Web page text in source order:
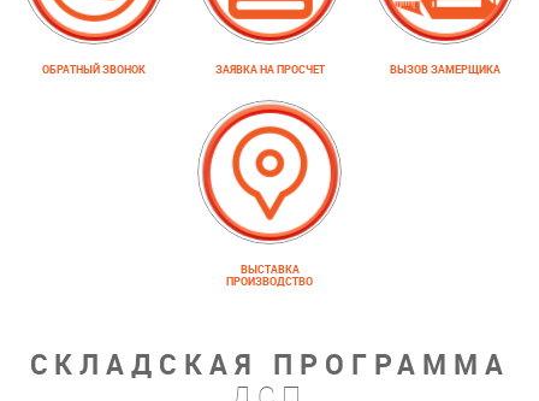
ОБРАТНЫЙ ЗВОНОК ЗАЯВКА НА ПРОСЧЕТ ВЫЗОВ ЗАМЕРЩИКА
ВЫСТАВКА
ПРОИЗВОДСТВО
СКЛАДСКАЯ ПРОГРАММА